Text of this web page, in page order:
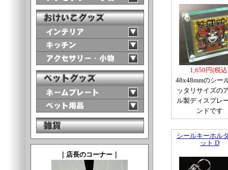
｜店長のコーナー｜
1,650円(税
48x48mmのシー
ッタリサイズの
ル製ディスプレ
ンドです
シールキーホル
ット D